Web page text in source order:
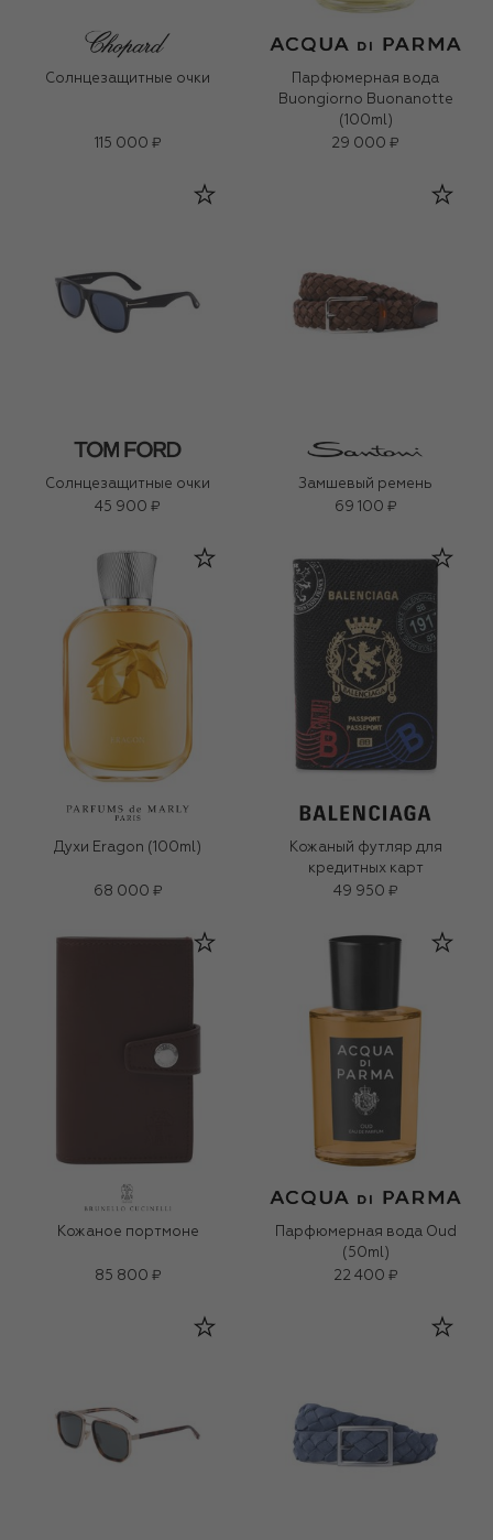
Солнцезащитные очки
115 000 ₽
Парфюмерная вода
Buongiorno Buonanotte
(100ml)
29 000 ₽
Солнцезащитные очки
45 900 ₽
Замшевый ремень
69 100 ₽
Духи Eragon (100ml)
68 000 ₽
Кожаный футляр для
кредитных карт
49 950 ₽
Кожаное портмоне
85 800 ₽
Парфюмерная вода Oud
(50ml)
22 400 ₽